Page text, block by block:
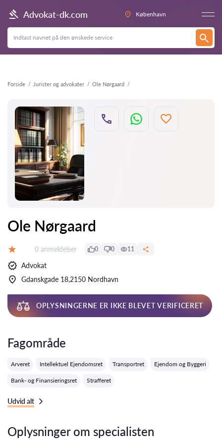
Advokat-dk.com København
Forside Jurister og advokater Ole Nørgaard
Tilbage
Ole Nørgaard
Anmeldelser:
0 anmeldelser 0 0 11
Advokat
Gdanskgade 18,2150 Nordhavn
OPLYSNINGERNE ER IKKE BLEVET VERIFICERET
Fagområde
Arveret Intellektuel Ejendomsret Transportret Ejendom og Byggeri
Bank- og Finansieringsret Strafferet
Udvid alt
Oplysninger om specialisten